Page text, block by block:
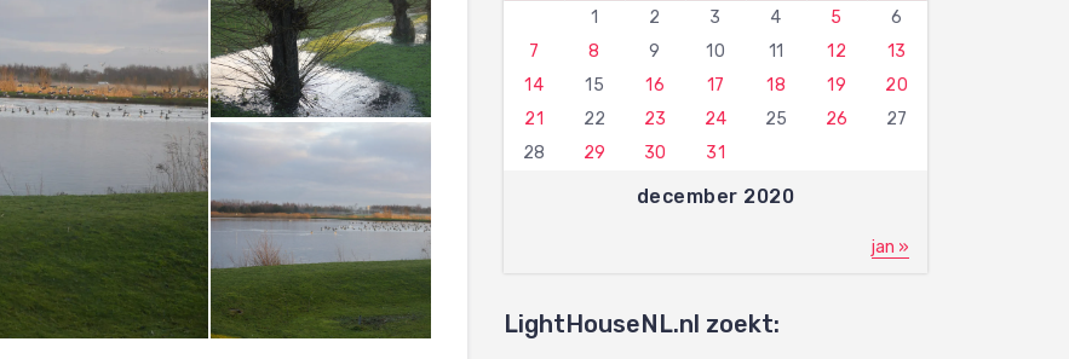
december 2020
1 2 3 4 5
6
7
8 9 10 11 12
13
14
15 16 17 18 19
20
21
22 23 24 25 26
27
28
29 30 31
jan »
LightHouseNL.nl zoekt: